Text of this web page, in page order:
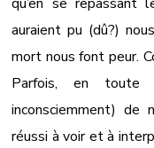
auraient pu (dû?)
mort nous font peur.
Parfois, en toute
inconsciemment) de
réussi à voir et à